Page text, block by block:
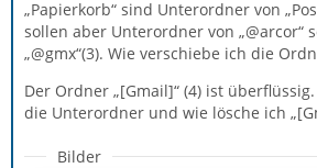
„Papierkorb“ sind Unterordner von
sollen aber Unterordner von „@arcor“
„@gmx“(3). Wie verschiebe ich die
Der Ordner „[Gmail]“ (4) ist
die Unterordner und wie lösche ich
Bilder